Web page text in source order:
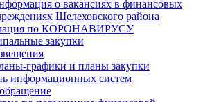
о вакансиях в финансовых
Шелеховского района
по КОРОНАВИРУСУ
закупки
графики и планы закупки
информационных систем